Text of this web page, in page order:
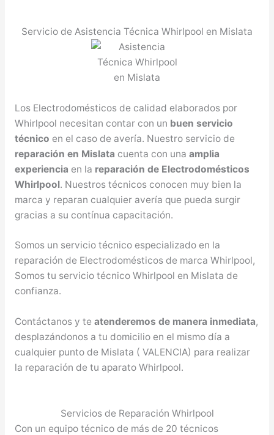
Servicio de Asistencia Técnica Whirlpool en Mislata
Los Electrodomésticos de calidad elaborados por
Whirlpool necesitan contar con un buen servicio
técnico en el caso de avería. Nuestro servicio de
reparación en Mislata cuenta con una amplia
experiencia en la reparación de Electrodomésticos
Whirlpool. Nuestros técnicos conocen muy bien la
marca y reparan cualquier avería que pueda surgir
gracias a su contínua capacitación.
Somos un servicio técnico especializado en la
reparación de Electrodomésticos de marca Whirlpool,
Somos tu servicio técnico Whirlpool en Mislata de
confianza.
Contáctanos y te atenderemos de manera inmediata,
desplazándonos a tu domicilio en el mismo día a
cualquier punto de Mislata ( VALENCIA) para realizar
la reparación de tu aparato Whirlpool.
Servicios de Reparación Whirlpool
Con un equipo técnico de más de 20 técnicos